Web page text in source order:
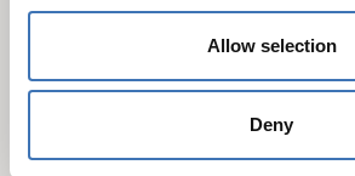
Allow selection
Deny
Andreas Hanson
Representant KJ-MA SYSTEM®
+46 709 52 90 70
fornavn.etternavn@gustavsberg-ror.se